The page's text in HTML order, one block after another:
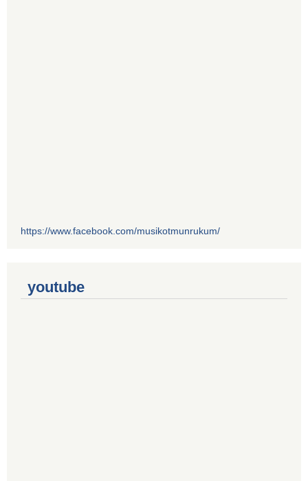
https://www.facebook.com/musikotmunrukum/
youtube